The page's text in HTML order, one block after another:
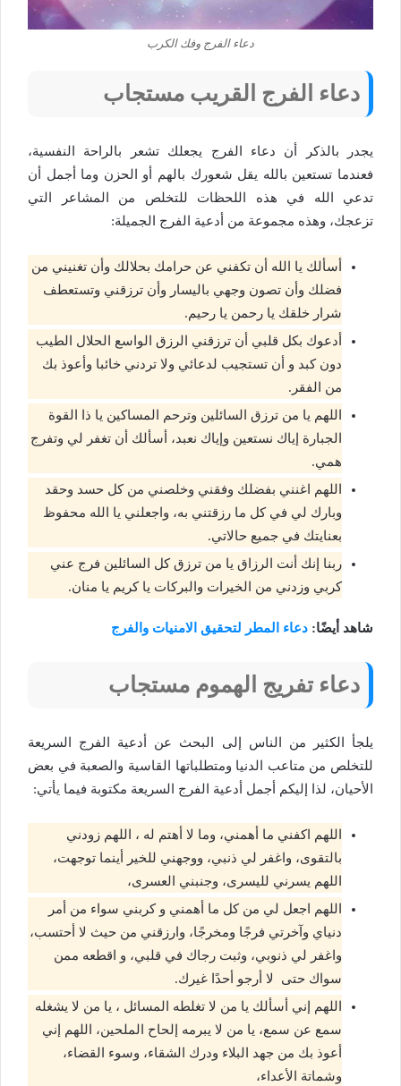
دعاء الفرج وفك الكرب
دعاء الفرج القريب مستجاب
يجدر بالذكر أن دعاء الفرج يجعلك تشعر بالراحة النفسية،
فعندما تستعين بالله يقل شعورك بالهم أو الحزن وما أجمل أن
تدعي الله في هذه اللحظات للتخلص من المشاعر التي
تزعجك، وهذه مجموعة من أدعية الفرج الجميلة:
أسألك يا الله أن تكفني عن حرامك بحلالك وأن تغنيني من
فضلك وأن تصون وجهي باليسار وأن ترزقني وتستعطف
شرار خلقك يا رحمن يا رحيم.
أدعوك بكل قلبي أن ترزقني الرزق الواسع الحلال الطيب
دون كبد و أن تستجيب لدعائي ولا تردني خائبا وأعوذ بك
من الفقر.
اللهم يا من ترزق السائلين وترحم المساكين يا ذا القوة
الجبارة إياك نستعين وإياك نعبد، أسألك أن تغفر لي وتفرج
همي.
اللهم اغنني بفضلك وفقني وخلصني من كل حسد وحقد
وبارك لي في كل ما رزقتني به، واجعلني يا الله محفوظ
بعنايتك في جميع حالاتي.
ربنا إنك أنت الرزاق يا من ترزق كل السائلين فرج عني
كربي وزدني من الخيرات والبركات يا كريم يا منان.
شاهد أيضًا: دعاء المطر لتحقيق الامنيات والفرج
دعاء تفريج الهموم مستجاب
يلجأ الكثير من الناس إلى البحث عن أدعية الفرج السريعة
للتخلص من متاعب الدنيا ومتطلباتها القاسية والصعبة في بعض
الأحيان، لذا إليكم أجمل أدعية الفرج السريعة مكتوبة فيما يأتي:
اللهم اكفني ما أهمني، وما لا أهتم له ، اللهم زودني
بالتقوى، واغفر لي ذنبي، ووجهني للخير أينما توجهت،
اللهم يسرني لليسرى، وجنبني العسرى،
اللهم اجعل لي من كل ما أهمني و كربني سواء من أمر
دنياي وآخرتي فرجًا ومخرجًا، وارزقني من حيث لا أحتسب،
واغفر لي ذنوبي، وثبت رجاك في قلبي، و اقطعه ممن
سواك حتى لا أرجو أحدًا غيرك.
اللهم إني أسألك يا من لا تغلطه المسائل ، يا من لا يشغله
سمع عن سمع، يا من لا يبرمه إلحاح الملحين، اللهم إني
أعوذ بك من جهد البلاء ودرك الشقاء، وسوء القضاء،
وشماتة الأعداء،